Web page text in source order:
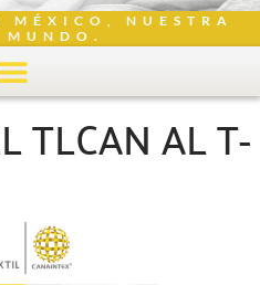
MÉXICO, NUESTRA
TLCAN AL T-